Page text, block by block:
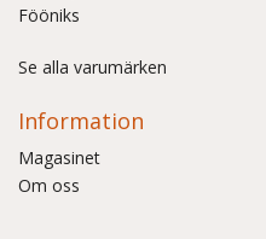
Fööniks
Se alla varumärken
Information
Magasinet
Om oss